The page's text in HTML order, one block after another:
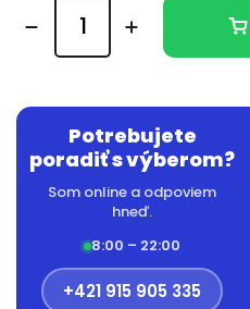
Potrebujete
poradiť s výberom?
Som online a odpoviem
hneď.
8:00 – 22:00
+421 915 905 335